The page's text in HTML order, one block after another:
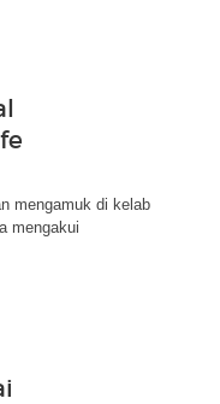
mengamuk di kelab
mengakui